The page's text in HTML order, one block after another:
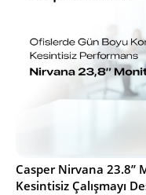
Casper Nirvana
Kesintisiz Çalışmayı